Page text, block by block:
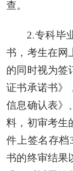
查。
2.专科毕
书，考生在网
的同时视为签
证书承诺书》
信息确认表》
料，初审考生
件上签名存档
书的终审结果